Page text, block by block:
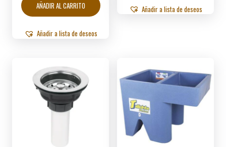
AÑADIR AL CARRITO
Añadir a lista de deseos
Añadir a lista de deseos